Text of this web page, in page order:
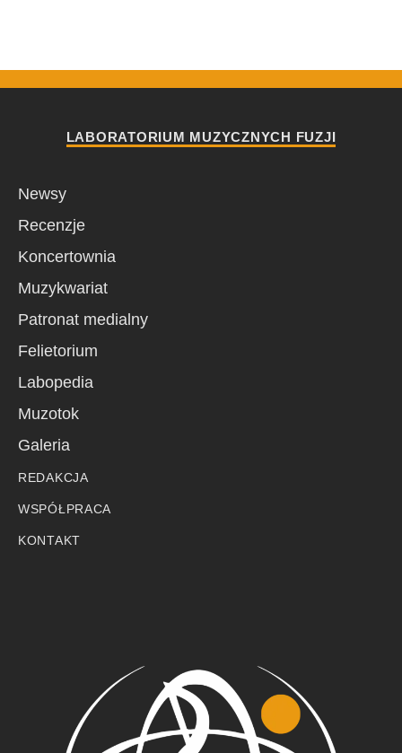
LABORATORIUM MUZYCZNYCH FUZJI
Newsy
Recenzje
Koncertownia
Muzykwariat
Patronat medialny
Felietorium
Labopedia
Muzotok
Galeria
REDAKCJA
WSPÓŁPRACA
KONTAKT